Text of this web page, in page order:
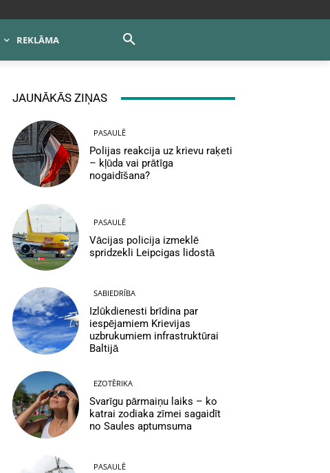
REKLĀMA
JAUNĀKĀS ZIŅAS
PASAULĒ
Polijas reakcija uz krievu raķeti
– kļūda vai prātīga
nogaidīšana?
PASAULĒ
Vācijas policija izmeklē
spridzekli Leipcigas lidostā
SABIEDRĪBA
Izlūkdienesti brīdina par
iespējamiem Krievijas
uzbrukumiem infrastruktūrai
Baltijā
EZOTĒRIKA
Svarīgu pārmaiņu laiks – ko
katrai zodiaka zīmei sagaidīt
no Saules aptumsuma
PASAULĒ